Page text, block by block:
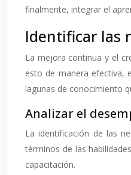
finalmente, integrar el
Identificar las
La mejora continua y el
esto de manera efectiva,
lagunas de conocimiento
Analizar el
La identificación de las
términos de las
capacitación.